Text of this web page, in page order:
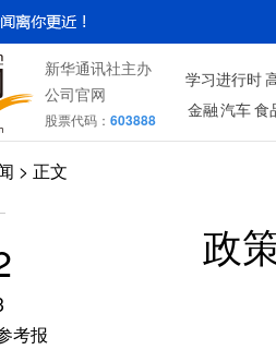
新华通讯社主办
公司官网
股票代码： 603888
学习进行时
金融汽车食
> 正文
考报
政